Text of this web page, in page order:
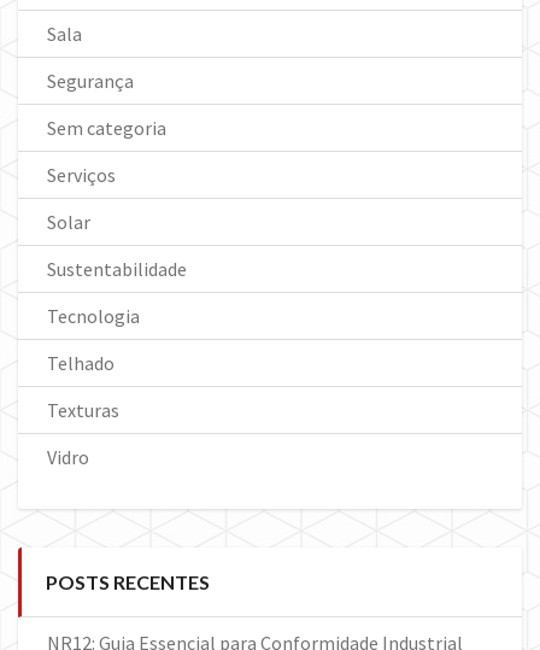
Sala
Segurança
Sem categoria
Serviços
Solar
Sustentabilidade
Tecnologia
Telhado
Texturas
Vidro
POSTS RECENTES
NR12: Guia Essencial para Conformidade Industrial